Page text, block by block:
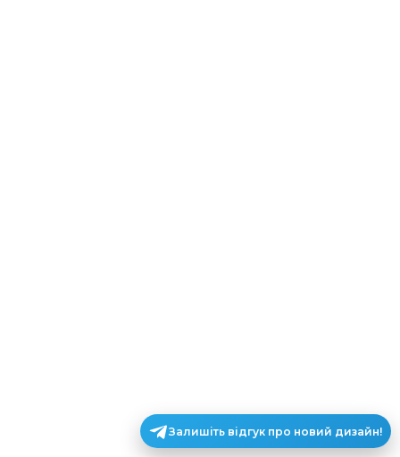
Залишіть відгук про новий дизайн!